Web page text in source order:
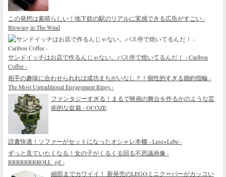
この発想は素晴らしい！地下鉄の駅のリアルに実感できる広告がすごい -
Blowing in The Wind
サンドイッチはお店で作るんじゃない。バス停で焼いてるんだ！ - Caribou
Coffee -
相手の趣味に合わせられれば成功まちがいなし？！個性的すぎる婚約指輪 -
The Most Untraditional Engagement Rings -
ファンタジーすぎる！まるで映画の舞台を作るかのような芸
術的な盆栽 - OCOZE
読書快適！ソファーがセットになったオシャレ本棚 - Lese+Lebe -
ずっと見ていたくなる！女の子がくるくる回る不思議画像 -
RRRRRRRROLL_gif -
細部までカワイイ！ 新発売のLEGOミニクーパーがカッコい